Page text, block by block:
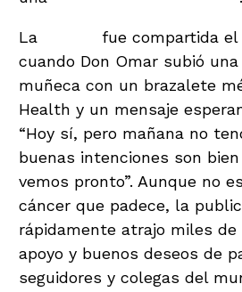
La
fue compartida el
cuando Don Omar subió
muñeca con un brazalete
Health y un mensaje
“Hoy sí, pero mañana no
buenas intenciones son
vemos pronto”. Aunque no
cáncer que padece, la
rápidamente atrajo miles de
apoyo y buenos deseos de
seguidores y colegas del